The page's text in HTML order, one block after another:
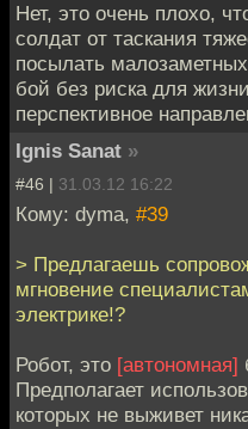
Нет, это очень плохо,
солдат от таскания
посылать
бой без риска для
перспективное
Ignis Sanat »
#46 | 31.03.12 16:22
Кому: dyma, #39
> Предлагаешь
мгновение
электрике!?
Робот, это [автономная]
Предполагает
которых не выживет